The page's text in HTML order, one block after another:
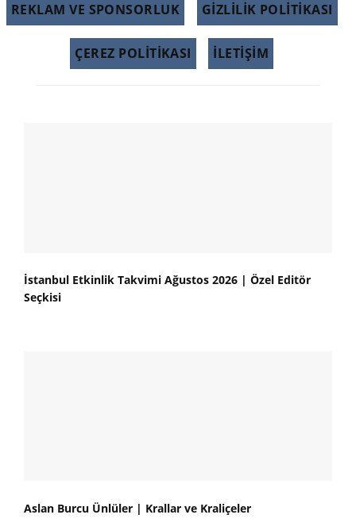
REKLAM VE SPONSORLUK GIZLILIK POLITIKASI
ÇEREZ POLITIKASI İLETİŞİM
İstanbul Etkinlik Takvimi Ağustos 2026 | Özel Editör
Seçkisi
Aslan Burcu Ünlüler | Krallar ve Kraliçeler